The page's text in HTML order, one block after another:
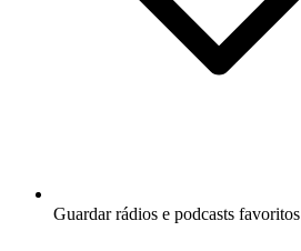
Guardar rádios e podcasts favoritos